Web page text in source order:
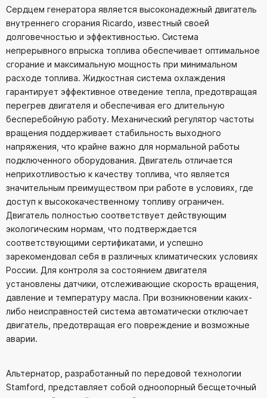
Сердцем генератора является высоконадежный двигатель
внутреннего сгорания Ricardo, известный своей
долговечностью и эффективностью. Система
непрерывного впрыска топлива обеспечивает оптимальное
сгорание и максимальную мощность при минимальном
расходе топлива. Жидкостная система охлаждения
гарантирует эффективное отведение тепла, предотвращая
перегрев двигателя и обеспечивая его длительную
бесперебойную работу. Механический регулятор частоты
вращения поддерживает стабильность выходного
напряжения, что крайне важно для нормальной работы
подключенного оборудования. Двигатель отличается
неприхотливостью к качеству топлива, что является
значительным преимуществом при работе в условиях, где
доступ к высококачественному топливу ограничен.
Двигатель полностью соответствует действующим
экологическим нормам, что подтверждается
соответствующими сертификатами, и успешно
зарекомендовал себя в различных климатических условиях
России. Для контроля за состоянием двигателя
установлены датчики, отслеживающие скорость вращения,
давление и температуру масла. При возникновении каких-
либо неисправностей система автоматически отключает
двигатель, предотвращая его повреждение и возможные
аварии.
Альтернатор, разработанный по передовой технологии
Stamford, представляет собой одноопорный бесщеточный